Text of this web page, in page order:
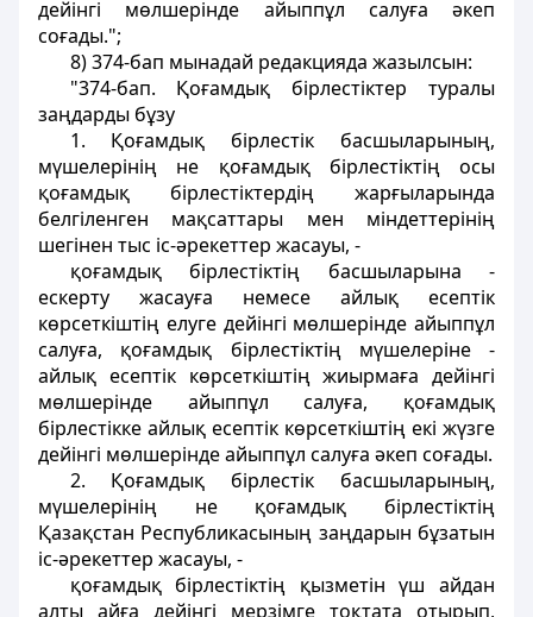
дейiнгi мөлшерiнде айыппұл салуға әкеп
соғады.";
8) 374-бап мынадай редакцияда жазылсын:
"374-бап. Қоғамдық бiрлестiктер туралы
заңдарды бұзу
1. Қоғамдық бiрлестiк басшыларының,
мүшелерiнiң не қоғамдық бiрлестiктiң осы
қоғамдық бiрлестiктердiң жарғыларында
белгiленген мақсаттары мен мiндеттерiнiң
шегiнен тыс iс-әрекеттер жасауы, -
қоғамдық бiрлестiктiң басшыларына -
ескерту жасауға немесе айлық есептiк
көрсеткiштiң елуге дейiнгi мөлшерiнде айыппұл
салуға, қоғамдық бiрлестіктің мүшелерiне -
айлық есептiк көрсеткiштiң жиырмаға дейiнгi
мөлшерiнде айыппұл салуға, қоғамдық
бiрлестiкке айлық есептiк көрсеткiштiң екi жүзге
дейінгi мөлшерiнде айыппұл салуға әкеп соғады.
2. Қоғамдық бiрлестiк басшыларының,
мүшелерінің не қоғамдық бiрлестiктiң
Қазақстан Республикасының заңдарын бұзатын
іс-әрекеттер жасауы, -
қоғамдық бiрлестiктiң қызметiн үш айдан
алты айға дейінгi мерзiмге тоқтата отырып,